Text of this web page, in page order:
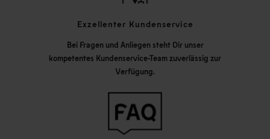
Exzellenter Kundenservice
Bei Fragen und Anliegen steht Dir unser
kompetentes Kundenservice-Team zuverlässig zur
Verfügung.